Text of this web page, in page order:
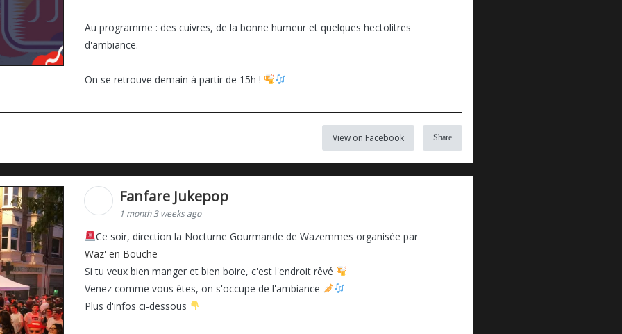
Au programme : des cuivres, de la bonne humeur et quelques hectolitres
d'ambiance.
On se retrouve demain à partir de 15h !
View on Facebook Share
Fanfare Jukepop
1 month 3 weeks ago
Ce soir, direction la Nocturne Gourmande de Wazemmes organisée par
Waz' en Bouche
Si tu veux bien manger et bien boire, c'est l'endroit rêvé
Venez comme vous êtes, on s'occupe de l'ambiance
Plus d'infos ci-dessous